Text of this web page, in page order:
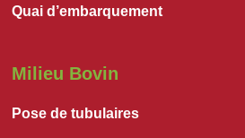
Quai d’embarquement
Milieu Bovin
Pose de tubulaires